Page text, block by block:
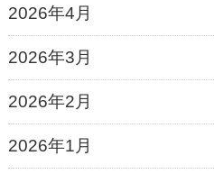
2026年4月
2026年3月
2026年2月
2026年1月